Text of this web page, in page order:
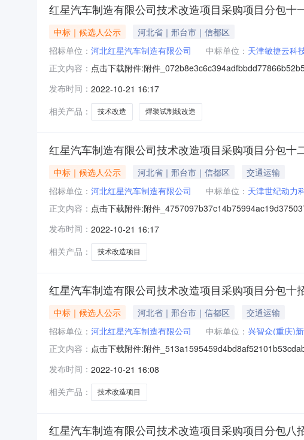
红星汽车制造有限公司技术改造项目采购项目分包十
中标｜候选人公示
河北省｜邢台市｜信都区
招标单位： 河北红星汽车制造有限公司 中标单位： 天津敏捷云科
正文内容： 点击下载附件:附件
中标人：天津敏捷云科技有限公司，中标内容：分包十
发布时间： 2022-10-21 16:17
相关产品：
技术改造 焊装试制线改造
红星汽车制造有限公司技术改造项目采购项目分包十
中标｜候选人公示 河北省｜邢台市｜信都区
交通运输
招标单位： 河北红星汽车制造有限公司 中标单位： 天津世纪动力
正文内容： 点击下载附件:附件
中标人：天津世纪动力科技发展有限公司，中标内容：
发布时间： 2022-10-21 16:17
相关产品：
技术改造项目
红星汽车制造有限公司技术改造项目采购项目分包十
中标｜候选人公示 河北省｜邢台市｜信都区
交通运输
招标单位： 河北红星汽车制造有限公司 中标单位： 兴智众(重庆)
正文内容： 点击下载附件:附件
人：兴智众（重庆）新能源技术有限公司，中标内容：
发布时间： 2022-10-21 16:08
相关产品：
技术改造项目
红星汽车制造有限公司技术改造项目采购项目分包八